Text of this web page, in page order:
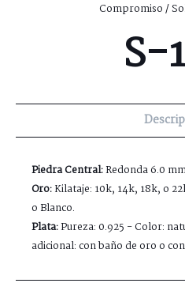
Compromiso/
S-
Piedra Central:Redonda 6.0
Oro:Kilataje: 10k, 14k, 18k, o
o Blanco.
Plata:Pureza: 0.925 - Color:
adicional: con baño de oro o